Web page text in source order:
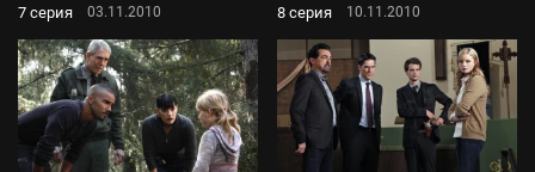
7 серия 03.11.2010 8 серия 10.11.2010